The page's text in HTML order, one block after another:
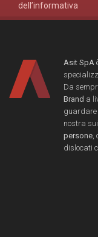
dell’informativa
Asit SpA
Da
Brand a
guardare
nostra
persone,
dislocati